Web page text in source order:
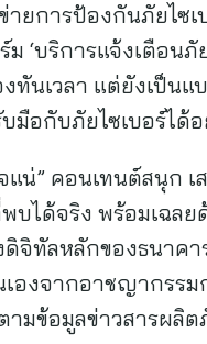
ยการป้องกันภัยไซ
บริการแจ้งเตือนภั
นเวลา แต่ยังเป็นแ
มือกับภัยไซเบอร์ได้
น่” คอนเทนต์สนุก
ด้จริง พร้อมเฉลย
ทัลหลักของธนาคา
องจากอาชญากรรม
มข้อมูลข่าวสารผลิ